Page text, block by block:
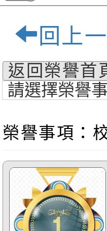
貝爾
質雙
回上
返回榮譽首
請選擇榮譽
榮譽事項：